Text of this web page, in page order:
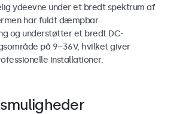
ydeevne under et bredt spektrum af
har fuldt dæmpbar
og understøtter et bredt DC-
på 9–36V, hvilket giver
installationer.